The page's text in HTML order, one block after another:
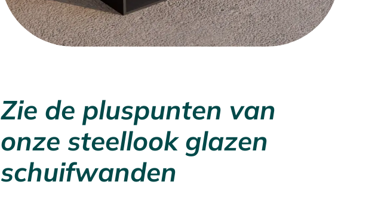
Zie de pluspunten van
onze steellook glazen
schuifwanden